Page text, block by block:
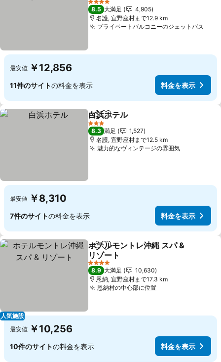
料金を表示
4 ホテルのランク
8.5 大満足
4,905
名護, 宜野座村まで12.9 km
プライベートバルコニーのジェットバス
最安値 ￥12,856
11件のサイトの料金を表示 料金を表示
シェアお気に入りに追加
白浜ホテル
3 ホテルのランク
8.3 満足
1,527
名護, 宜野座村まで12.5 km
魅力的なヴィンテージの雰囲気料金を表示
最安値 ￥8,310
7件のサイトの料金を表示 料金を表示
人気施設
シェアお気に入りに追加
ホテルモントレ沖縄 スパ &
リゾート
料金を表示
4 ホテルのランク
8.9 大満足
10,630
恩納, 宜野座村まで17.3 km
恩納村の中心部に位置料金を表示
最安値 ￥10,256
10件のサイトの料金を表示 料金を表示